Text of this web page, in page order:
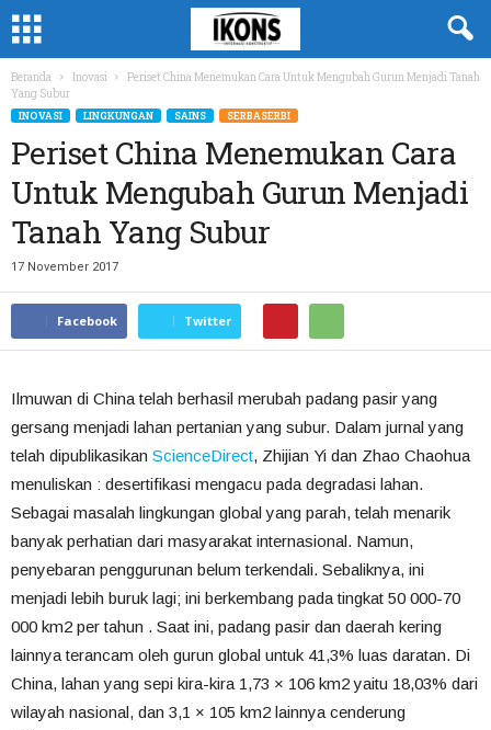
Beranda Inovasi
Periset China Menemukan Cara Untuk Mengubah Gurun Menjadi Tanah
Yang Subur
INOVASI LINGKUNGAN SAINS SERBASERBI
Periset China Menemukan Cara
Untuk Mengubah Gurun Menjadi
Tanah Yang Subur
17 November 2017
Facebook Twitter
Ilmuwan di China telah berhasil merubah padang pasir yang
gersang menjadi lahan pertanian yang subur. Dalam jurnal yang
telah dipublikasikan ScienceDirect, Zhijian Yi dan Zhao Chaohua
menuliskan : desertifikasi mengacu pada degradasi lahan.
Sebagai masalah lingkungan global yang parah, telah menarik
banyak perhatian dari masyarakat internasional. Namun,
penyebaran penggurunan belum terkendali. Sebaliknya, ini
menjadi lebih buruk lagi; ini berkembang pada tingkat 50 000-70
000 km2 per tahun . Saat ini, padang pasir dan daerah kering
lainnya terancam oleh gurun global untuk 41,3% luas daratan. Di
China, lahan yang sepi kira-kira 1,73 × 106 km2 yaitu 18,03% dari
wilayah nasional, dan 3,1 × 105 km2 lainnya cenderung